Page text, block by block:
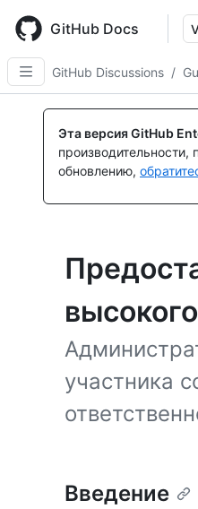
main
content
GitHub Docs
GitHub Discussions /
Эта версия GitHub
обновлению,
участника
Введение